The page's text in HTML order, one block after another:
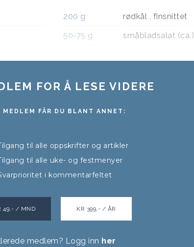
200 g rødkål , finsnittet
50-75 g småbladsalat (ca.)
FOR Å LESE VIDERE
MEDLEM FÅR DU BLANT ANNET:
til alle oppskrifter og artikler
til alle uke- og festmenyer
i kommentarfeltet
49,- / MND KR 399,- / ÅR
medlem? Logg inn her